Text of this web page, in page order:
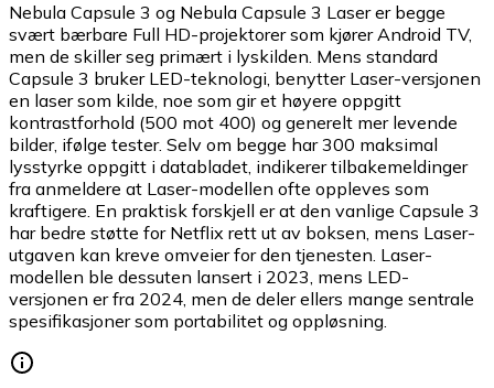
Nebula Capsule 3 og Nebula Capsule 3 Laser er begge
svært bærbare Full HD-projektorer som kjører Android TV,
men de skiller seg primært i lyskilden. Mens standard
Capsule 3 bruker LED-teknologi, benytter Laser-versjonen
en laser som kilde, noe som gir et høyere oppgitt
kontrastforhold (500 mot 400) og generelt mer levende
bilder, ifølge tester. Selv om begge har 300 maksimal
lysstyrke oppgitt i databladet, indikerer tilbakemeldinger
fra anmeldere at Laser-modellen ofte oppleves som
kraftigere. En praktisk forskjell er at den vanlige Capsule 3
har bedre støtte for Netflix rett ut av boksen, mens Laser-
utgaven kan kreve omveier for den tjenesten. Laser-
modellen ble dessuten lansert i 2023, mens LED-
versjonen er fra 2024, men de deler ellers mange sentrale
spesifikasjoner som portabilitet og oppløsning.